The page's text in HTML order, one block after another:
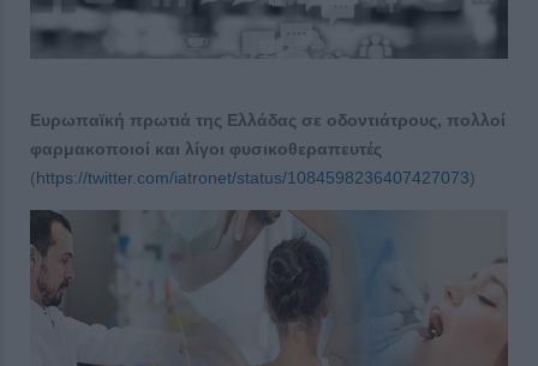
Ευρωπαϊκή πρωτιά της Ελλάδας σε οδοντιάτρους, πολλοί
φαρμακοποιοί και λίγοι φυσικοθεραπευτές
(https://twitter.com/iatronet/status/1084598236407427073)